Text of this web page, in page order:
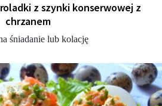
z szynki konserwowej z
chrzanem
śniadanie lub kolację